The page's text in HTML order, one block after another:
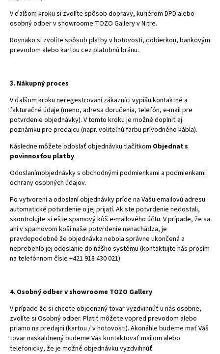
V ďalšom kroku si zvolíte spôsob dopravy, kuriérom DPD alebo
osobný odber v showroome TOZO Gallery v Nitre.
Rovnako si zvolíte spôsob platby v hotovosti, dobierkou, bankovým
prevodom alebo kartou cez platobnú bránu.
3. Nákupný proces
V ďalšom kroku neregestrovaní zákazníci vypíšu kontaktné a
fakturačné údaje (meno, adresa doručenia, telefón, e-mail pre
potvrdenie objednávky). V tomto kroku je možné doplniť aj
poznámku pre predajcu (napr. voliteľnú farbu prívodného kábla).
Následne môžete odoslať objednávku tlačítkom Objednať s
povinnosťou platby.
Odoslanímobjednávky s obchodnými podmienkami a podmienkami
ochrany osobných údajov.
Po vytvorení a odoslaní objednávky príde na Vašu emailovú adresu
automatické potvrdenie o jej prijatí. Ak ste potvrdenie nedostali,
skontrolujte si ešte spamový kôš e-mailového účtu. V prípade, že sa
ani v spamovom koši naše potvrdenie nenachádza, je
pravdepodobné že objednávka nebola správne ukončená a
neprebehlo jej odoslanie do nášho systému (kontaktujte nás prosím
na telefónnom čísle +421 918 430 021).
4. Osobný odber v showroome TOZO Gallery
V prípade že si chcete objednaný tovar vyzdvihnúť u nás osobne,
zvolíte si Osobný odber. Platiť môžete vopred prevodom alebo
priamo na predajni (kartou / v hotovosti). Akonáhle budeme mať Váš
tovar naskaldnený budeme Vás kontaktovať mailom alebo
telefonicky, že je možné objednávku vyzdvihnúť.